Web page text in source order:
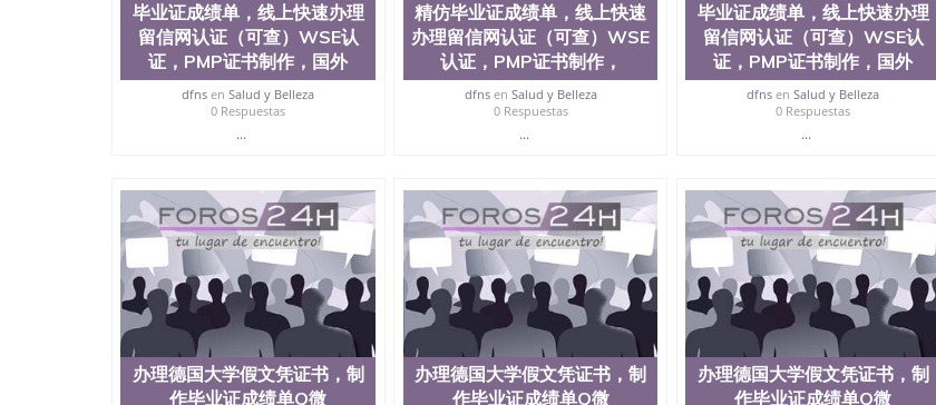
毕业证成绩单，线上快速办理
留信网认证（可查）WSE认
证，PMP证书制作，国外
dfns enSalud y Belleza
0 Respuestas
...
精仿毕业证成绩单，线上快速
办理留信网认证（可查）WSE
认证，PMP证书制作，
dfnsen Salud y Belleza
0 Respuestas
...
毕业证成绩单，线上快速办理
留信网认证（可查）WSE认
证，PMP证书制作，国外
dfns enSalud y Belleza
0 Respuestas
...
办理德国大学假文凭证书，制
作毕业证成绩单Q微
办理德国大学假文凭证书，制
作毕业证成绩单Q微
办理德国大学假文凭证书，制
作毕业证成绩单Q微